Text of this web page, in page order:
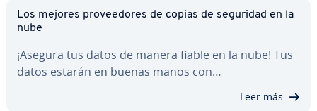
Los mejores pro­vee­do­res de copias de seguridad en la
nube
¡Asegura tus datos de manera fiable en la nube! Tus
datos estarán en buenas manos con…
Leer más